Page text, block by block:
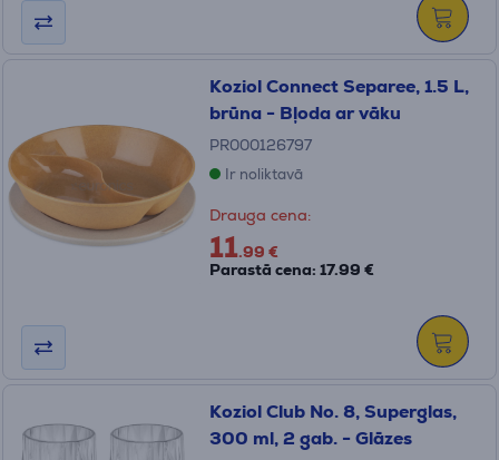
Koziol Connect Separee, 1.5 L,
brūna - Bļoda ar vāku
PR000126797
Ir noliktavā
Drauga cena:
11.99 €
Parastā cena: 17.99 €
Koziol Club No. 8, Superglas,
300 ml, 2 gab. - Glāzes